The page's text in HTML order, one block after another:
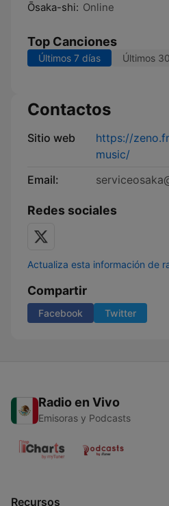
Ōsaka-shi: Online
Top Canciones
Últimos 7 días Últimos
Contactos
Sitio web
https://
music/
Email:
Redes sociales
Actualiza esta información de
Compartir
Facebook Twitter
Radio en Vivo
Emisoras y Podcasts
Recursos